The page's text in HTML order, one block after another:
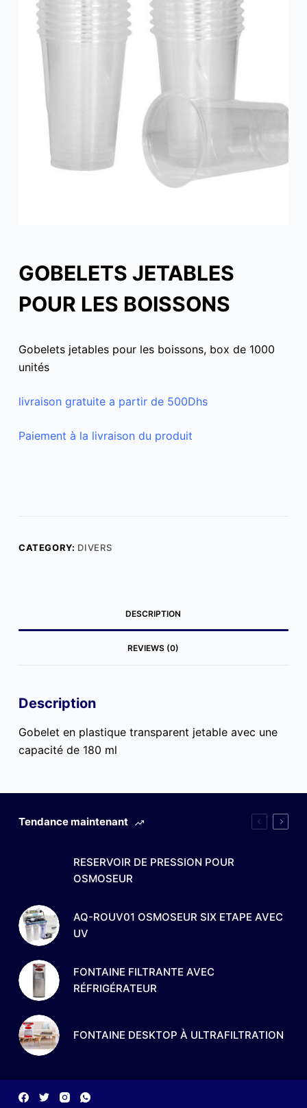
GOBELETS JETABLES
POUR LES BOISSONS
Gobelets jetables pour les boissons, box de 1000
unités
livraison gratuite a partir de 500Dhs
Paiement à la livraison du produit
CATEGORY: DIVERS
DESCRIPTION
REVIEWS (0)
Description
Gobelet en plastique transparent jetable avec une
capacité de 180 ml
Tendance maintenant
RESERVOIR DE PRESSION POUR
OSMOSEUR
AQ-ROUV01 OSMOSEUR SIX ETAPE AVEC
UV
FONTAINE FILTRANTE AVEC
RÉFRIGÉRATEUR
FONTAINE DESKTOP À ULTRAFILTRATION